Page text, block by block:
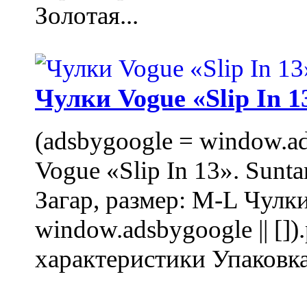
Золотая...
Чулки Vogue «Slip In
(adsbygoogle =
Vogue «Slip In 13».
Загар, размер: M-L
window.adsbygoogle ||
характеристики